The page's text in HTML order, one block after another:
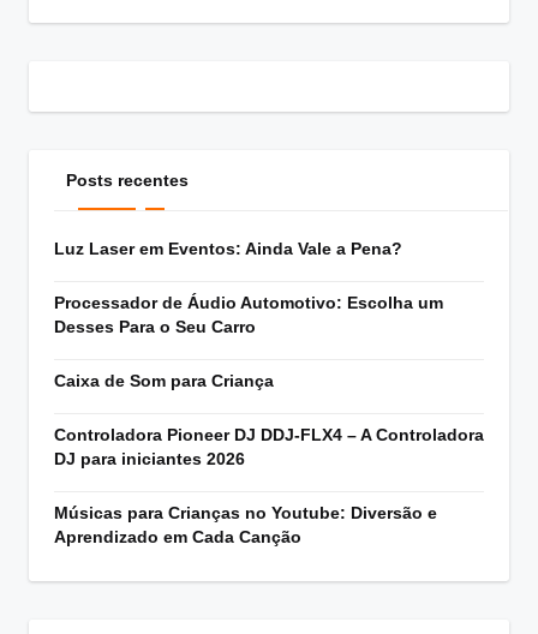
Posts recentes
Luz Laser em Eventos: Ainda Vale a Pena?
Processador de Áudio Automotivo: Escolha um
Desses Para o Seu Carro
Caixa de Som para Criança
Controladora Pioneer DJ DDJ-FLX4 – A Controladora
DJ para iniciantes 2026
Músicas para Crianças no Youtube: Diversão e
Aprendizado em Cada Canção